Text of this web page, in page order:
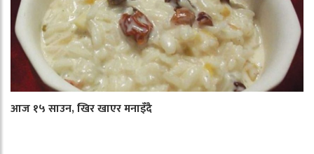
आज १५ साउन, खिर खाएर मनाइँदै